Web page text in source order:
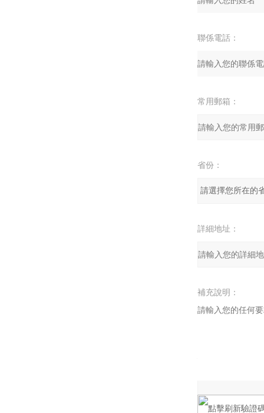
聯係電話：
常用郵箱：
省份：
詳細地址：
補充說明：